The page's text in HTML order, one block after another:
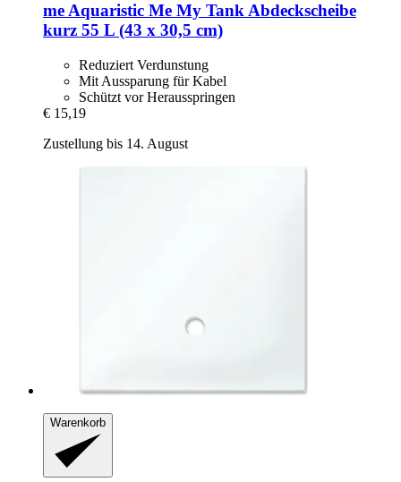
me Aquaristic Me My Tank Abdeckscheibe
kurz 55 L (43 x 30,5 cm)
Reduziert Verdunstung
Mit Aussparung für Kabel
Schützt vor Herausspringen
€ 15,19
Zustellung bis 14. August
Warenkorb